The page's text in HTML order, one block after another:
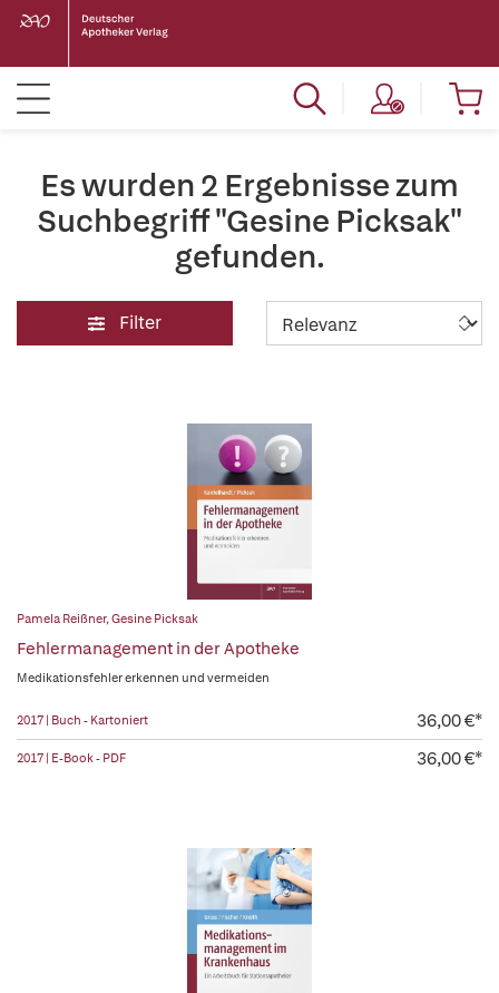
Es wurden 2 Ergebnisse zum
Suchbegriff "Gesine Picksak"
gefunden.
Filter
Pamela Reißner,Gesine Picksak
Fehlermanagement in der Apotheke
Medikationsfehler erkennen und vermeiden
2017 | Buch - Kartoniert 36,00 €*
2017 | E-Book - PDF 36,00 €*